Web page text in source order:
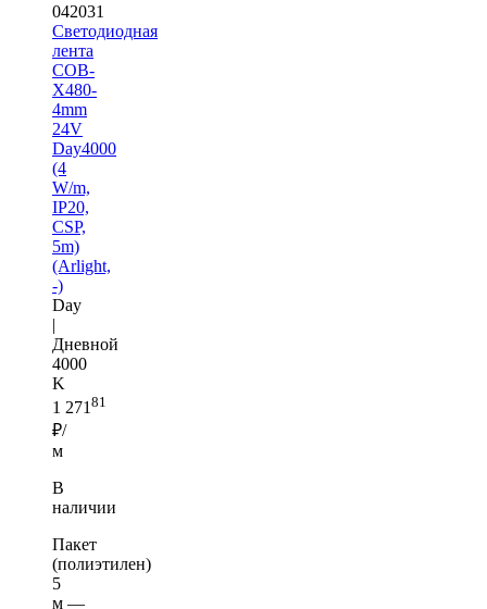
042031
Светодиодная
лента
COB-
X480-
4mm
24V
Day4000
(4
W/m,
IP20,
CSP,
5m)
(Arlight,
-)
Day
|
Дневной
4000
K
1 271 81
₽/
м
В
наличии
Пакет
(полиэтилен)
5
м —